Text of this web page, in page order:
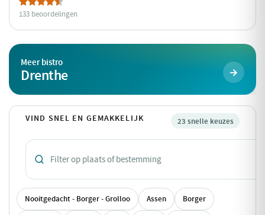
133 beoordelingen
Meer bistro
Drenthe
VIND SNEL EN GEMAKKELIJK 23 snelle keuzes
Nooitgedacht - Borger - Grolloo Assen Borger